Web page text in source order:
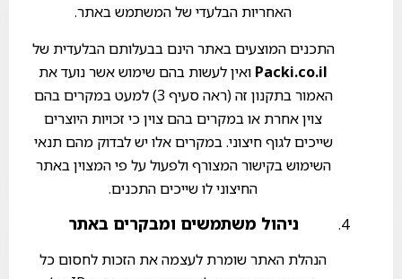
האחריות הבלעדי של המשתמש באתר.
התכנים המוצעים באתר הינם בבעלותם הבלעדית של
Packi.co.il ואין לעשות בהם שימוש אשר נועד את
האמור בתקנון זה (ראה סעיף 3) למעט במקרים בהם
צוין אחרת או במקרים בהם צוין כי זכויות היוצרים
שייכים לגוף חיצוני. במקרים אלו יש לבדוק מהם תנאי
השימוש בקישור המצורף ולפעול על פי המצוין באתר
החיצוני לו שייכים התכנים.
ניהול משתמשים ומבקרים באתר
הנהלת האתר שומרת לעצמה את הזכות לחסום כל